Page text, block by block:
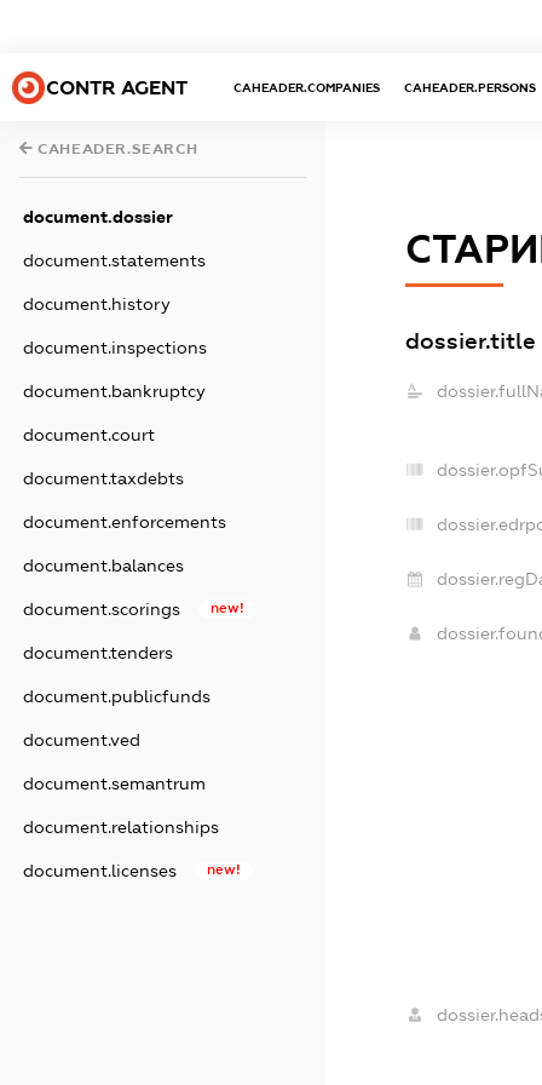
CONTR AGENT CAHEADER.COMPANIES CAHEADER.PERSONS
CAHEADER.SEARCH
document.dossier
document.statements
document.history
document.inspections
document.bankruptcy
document.court
document.taxdebts
document.enforcements
document.balances
document.scorings new!
document.tenders
document.publicfunds
document.ved
document.semantrum
document.relationships
document.licenses new!
dossier.title